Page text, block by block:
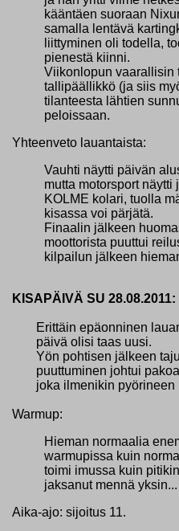
kääntäen suoraan
samalla lentävä
liittyminen oli todella,
pienestä kiinni.
Viikonlopun vaarallisin
tallipäällikkö (ja siis
tilanteesta lähtien
peloissaan.
Yhteenveto lauantaista:
Vauhti näytti päivän
mutta motorsport näytti
KOLME kolari, tuolla
kisassa voi pärjätä.
Finaalin jälkeen
moottorista puuttui
kilpailun jälkeen
KISAPÄIVÄ SU 28.08.2011:
Erittäin epäonninen
päivä olisi taas uusi.
Yön pohtisen jälkeen
puuttuminen johtui
joka ilmenikin pyörineen
Warmup:
Hieman normaalia
warmupissa kuin
toimi imussa kuin
jaksanut mennä yksin...
Aika-ajo: sijoitus 11.